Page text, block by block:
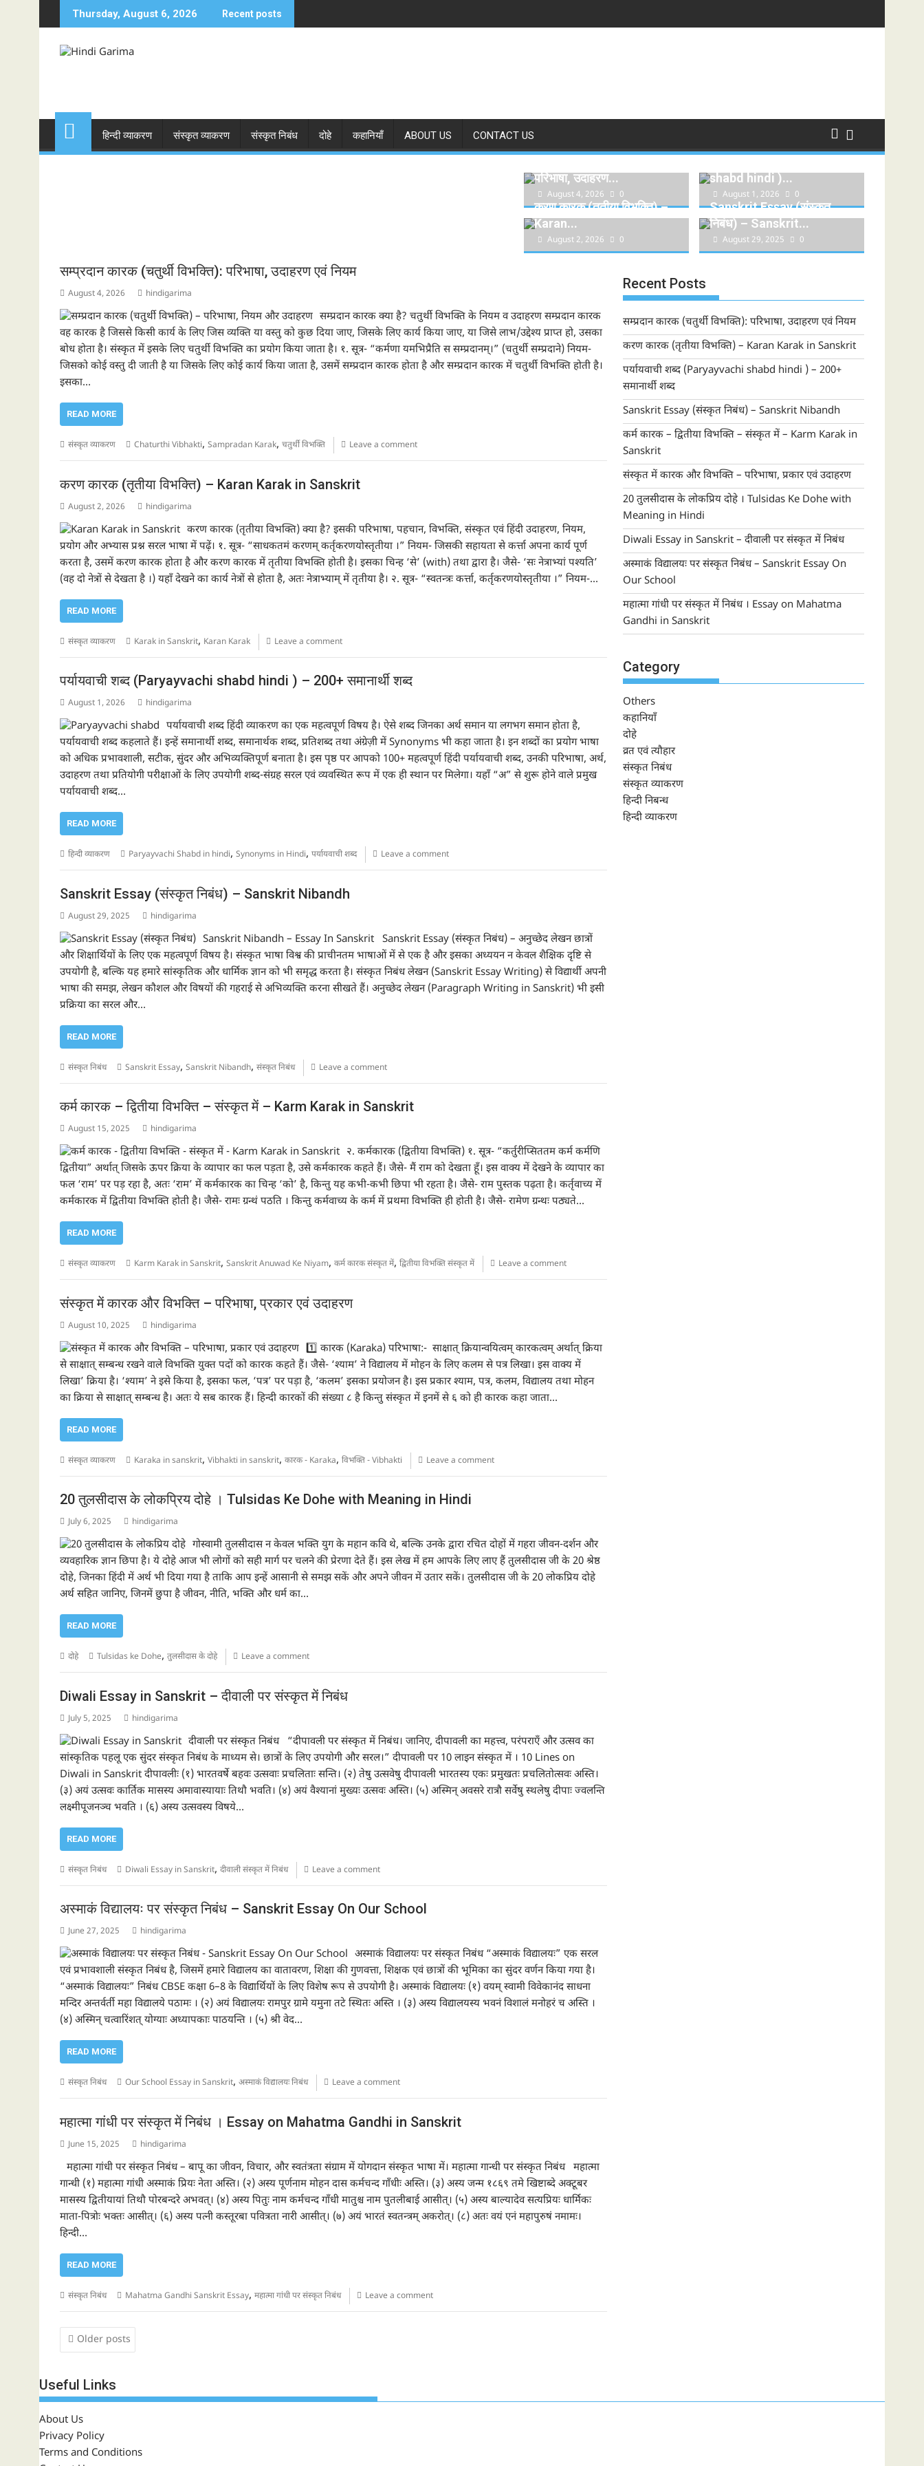
Thursday, August 6, 2026 Recent posts
हिन्दी व्याकरण संस्कृत व्याकरण संस्कृत निबंध दोहे कहानियाँ ABOUT US CONTACT US
परिभाषा, उदाहरण...
August 4, 2026 0
करण कारक (तृतीया विभक्ति) –
Karan...
August 2, 2026 0
shabd hindi )...
August 1, 2026 0
Sanskrit Essay (संस्कृत
निबंध) – Sanskrit...
August 29, 2025 0
सम्प्रदान कारक (चतुर्थी विभक्ति): परिभाषा, उदाहरण एवं नियम
August 4, 2026 hindigarima
सम्प्रदान कारक क्या है? चतुर्थी विभक्ति के नियम व उदाहरण सम्प्रदान कारक
वह कारक है जिससे किसी कार्य के लिए जिस व्यक्ति या वस्तु को कुछ दिया जाए, जिसके लिए कार्य किया जाए, या जिसे लाभ/उद्देश्य प्राप्त हो, उसका
बोध होता है। संस्कृत में इसके लिए चतुर्थी विभक्ति का प्रयोग किया जाता है। १. सूत्र- “कर्मणा यमभिप्रैति स सम्प्रदानम्।” (चतुर्थी सम्प्रदाने) नियम-
जिसको कोई वस्तु दी जाती है या जिसके लिए कोई कार्य किया जाता है, उसमें सम्प्रदान कारक होता है और सम्प्रदान कारक में चतुर्थी विभक्ति होती है।
इसका…
READ MORE
संस्कृत व्याकरण Chaturthi Vibhakti, Sampradan Karak, चतुर्थी विभक्ति Leave a comment
करण कारक (तृतीया विभक्ति) – Karan Karak in Sanskrit
August 2, 2026 hindigarima
करण कारक (तृतीया विभक्ति) क्या है? इसकी परिभाषा, पहचान, विभक्ति, संस्कृत एवं हिंदी उदाहरण, नियम,
प्रयोग और अभ्यास प्रश्न सरल भाषा में पढ़ें। १. सूत्र- “साधकतमं करणम् कर्तृकरणयोस्तृतीया ।” नियम- जिसकी सहायता से कर्त्ता अपना कार्य पूर्ण
करता है, उसमें करण कारक होता है और करण कारक में तृतीया विभक्ति होती है। इसका चिन्ह ‘से’ (with) तथा द्वारा है। जैसे- ‘सः नेत्राभ्यां पश्यति’
(वह दो नेत्रों से देखता है ।) यहाँ देखने का कार्य नेत्रों से होता है, अतः नेत्राभ्याम् में तृतीया है। २. सूत्र- “स्वतन्त्रः कर्त्ता, कर्तृकरणयोस्तृतीया ।” नियम-…
READ MORE
संस्कृत व्याकरण Karak in Sanskrit, Karan Karak Leave a comment
पर्यायवाची शब्द (Paryayvachi shabd hindi ) – 200+ समानार्थी शब्द
August 1, 2026 hindigarima
पर्यायवाची शब्द हिंदी व्याकरण का एक महत्वपूर्ण विषय है। ऐसे शब्द जिनका अर्थ समान या लगभग समान होता है,
पर्यायवाची शब्द कहलाते हैं। इन्हें समानार्थी शब्द, समानार्थक शब्द, प्रतिशब्द तथा अंग्रेज़ी में Synonyms भी कहा जाता है। इन शब्दों का प्रयोग भाषा
को अधिक प्रभावशाली, सटीक, सुंदर और अभिव्यक्तिपूर्ण बनाता है। इस पृष्ठ पर आपको 100+ महत्वपूर्ण हिंदी पर्यायवाची शब्द, उनकी परिभाषा, अर्थ,
उदाहरण तथा प्रतियोगी परीक्षाओं के लिए उपयोगी शब्द-संग्रह सरल एवं व्यवस्थित रूप में एक ही स्थान पर मिलेगा। यहाँ “अ” से शुरू होने वाले प्रमुख
पर्यायवाची शब्द…
READ MORE
हिन्दी व्याकरण Paryayvachi Shabd in hindi, Synonyms in Hindi, पर्यायवाची शब्द Leave a comment
Sanskrit Essay (संस्कृत निबंध) – Sanskrit Nibandh
August 29, 2025 hindigarima
Sanskrit Nibandh – Essay In Sanskrit Sanskrit Essay (संस्कृत निबंध) – अनुच्छेद लेखन छात्रों
और शिक्षार्थियों के लिए एक महत्वपूर्ण विषय है। संस्कृत भाषा विश्व की प्राचीनतम भाषाओं में से एक है और इसका अध्ययन न केवल शैक्षिक दृष्टि से
उपयोगी है, बल्कि यह हमारे सांस्कृतिक और धार्मिक ज्ञान को भी समृद्ध करता है। संस्कृत निबंध लेखन (Sanskrit Essay Writing) से विद्यार्थी अपनी
भाषा की समझ, लेखन कौशल और विषयों की गहराई से अभिव्यक्ति करना सीखते हैं। अनुच्छेद लेखन (Paragraph Writing in Sanskrit) भी इसी
प्रक्रिया का सरल और…
READ MORE
संस्कृत निबंध Sanskrit Essay, Sanskrit Nibandh, संस्कृत निबंध Leave a comment
कर्म कारक – द्वितीया विभक्ति – संस्कृत में – Karm Karak in Sanskrit
August 15, 2025 hindigarima
२. कर्मकारक (द्वितीया विभक्ति) १. सूत्र- “कर्तुरीप्सिततम कर्म कर्मणि
द्वितीया” अर्थात् जिसके ऊपर क्रिया के व्यापार का फल पड़ता है, उसे कर्मकारक कहते हैं। जैसे- मैं राम को देखता हूँ। इस वाक्य में देखने के व्यापार का
फल ‘राम’ पर पड़ रहा है, अतः ‘राम’ में कर्मकारक का चिन्ह ‘को’ है, किन्तु यह कभी-कभी छिपा भी रहता है। जैसे- राम पुस्तक पढ़ता है। कर्तृवाच्य में
कर्मकारक में द्वितीया विभक्ति होती है। जैसे- रामः ग्रन्थं पठति । किन्तु कर्मवाच्य के कर्म में प्रथमा विभक्ति ही होती है। जैसे- रामेण ग्रन्थः पठ्यते…
READ MORE
संस्कृत व्याकरण Karm Karak in Sanskrit, Sanskrit Anuwad Ke Niyam, कर्म कारक संस्कृत में, द्वितीया विभक्ति संस्कृत में Leave a comment
संस्कृत में कारक और विभक्ति – परिभाषा, प्रकार एवं उदाहरण
August 10, 2025 hindigarima
1️⃣ कारक (Karaka) परिभाषा:- साक्षात् क्रियान्वयित्वम् कारकत्वम् अर्थात् क्रिया
से साक्षात् सम्बन्ध रखने वाले विभक्ति युक्त पदों को कारक कहते हैं। जैसे- ‘श्याम’ ने विद्यालय में मोहन के लिए कलम से पत्र लिखा। इस वाक्य में
लिखा’ क्रिया है। ‘श्याम’ ने इसे किया है, इसका फल, ‘पत्र’ पर पड़ा है, ‘कलम’ इसका प्रयोजन है। इस प्रकार श्याम, पत्र, कलम, विद्यालय तथा मोहन
का क्रिया से साक्षात् सम्बन्ध है। अतः ये सब कारक हैं। हिन्दी कारकों की संख्या ८ है किन्तु संस्कृत में इनमें से ६ को ही कारक कहा जाता…
READ MORE
संस्कृत व्याकरण Karaka in sanskrit, Vibhakti in sanskrit, कारक - Karaka, विभक्ति - Vibhakti Leave a comment
20 तुलसीदास के लोकप्रिय दोहे । Tulsidas Ke Dohe with Meaning in Hindi
July 6, 2025 hindigarima
गोस्वामी तुलसीदास न केवल भक्ति युग के महान कवि थे, बल्कि उनके द्वारा रचित दोहों में गहरा जीवन-दर्शन और
व्यवहारिक ज्ञान छिपा है। ये दोहे आज भी लोगों को सही मार्ग पर चलने की प्रेरणा देते हैं। इस लेख में हम आपके लिए लाए हैं तुलसीदास जी के 20 श्रेष्ठ
दोहे, जिनका हिंदी में अर्थ भी दिया गया है ताकि आप इन्हें आसानी से समझ सकें और अपने जीवन में उतार सकें। तुलसीदास जी के 20 लोकप्रिय दोहे
अर्थ सहित जानिए, जिनमें छुपा है जीवन, नीति, भक्ति और धर्म का…
READ MORE
दोहे Tulsidas ke Dohe, तुलसीदास के दोहे Leave a comment
Diwali Essay in Sanskrit – दीवाली पर संस्कृत में निबंध
July 5, 2025 hindigarima
दीवाली पर संस्कृत निबंध “दीपावली पर संस्कृत में निबंध। जानिए, दीपावली का महत्त्व, परंपराएँ और उत्सव का
सांस्कृतिक पहलू एक सुंदर संस्कृत निबंध के माध्यम से। छात्रों के लिए उपयोगी और सरल।” दीपावली पर 10 लाइन संस्कृत में । 10 Lines on
Diwali in Sanskrit दीपावलीः (१) भारतवर्षे बहवः उत्सवाः प्रचलिताः सन्ति। (२) तेषु उत्सवेषु दीपावली भारतस्य एकः प्रमुखतः प्रचलितोत्सवः अस्ति।
(३) अयं उत्सवः कार्तिक मासस्य अमावास्यायाः तिथौ भवति। (४) अयं वैश्यानां मुख्यः उत्सवः अस्ति। (५) अस्मिन् अवसरे रात्रौ सर्वेषु स्थलेषु दीपाः ज्वलन्ति
लक्ष्मीपूजनञ्च भवति । (६) अस्य उत्सवस्य विषये…
READ MORE
संस्कृत निबंध Diwali Essay in Sanskrit, दीवाली संस्कृत में निबंध Leave a comment
अस्माकं विद्यालयः पर संस्कृत निबंध – Sanskrit Essay On Our School
June 27, 2025 hindigarima
अस्माकं विद्यालयः पर संस्कृत निबंध “अस्माकं विद्यालयः” एक सरल
एवं प्रभावशाली संस्कृत निबंध है, जिसमें हमारे विद्यालय का वातावरण, शिक्षा की गुणवत्ता, शिक्षक एवं छात्रों की भूमिका का सुंदर वर्णन किया गया है।
“अस्माकं विद्यालयः” निबंध CBSE कक्षा 6–8 के विद्यार्थियों के लिए विशेष रूप से उपयोगी है। अस्माकं विद्यालयः (१) वयम् स्वामी विवेकानंद साधना
मन्दिर अन्तर्वर्ती महा विद्यालये पठामः । (२) अयं विद्यालयः रामपुर ग्रामे यमुना तटे स्थितः अस्ति । (३) अस्य विद्यालयस्य भवनं विशालं मनोहरं च अस्ति ।
(४) अस्मिन् चत्वारिंशत् योग्याः अध्यापकाः पाठयन्ति । (५) श्री वेद…
READ MORE
संस्कृत निबंध Our School Essay in Sanskrit, अस्माकं विद्यालयः निबंध Leave a comment
महात्मा गांधी पर संस्कृत में निबंध । Essay on Mahatma Gandhi in Sanskrit
June 15, 2025 hindigarima
महात्मा गांधी पर संस्कृत निबंध – बापू का जीवन, विचार, और स्वतंत्रता संग्राम में योगदान संस्कृत भाषा में। महात्मा गान्धी पर संस्कृत निबंध महात्मा
गान्धी (१) महात्मा गांधी अस्माकं प्रियः नेता अस्ति। (२) अस्य पूर्णनाम मोहन दास कर्मचन्द गाँधीः अस्ति। (३) अस्य जन्म १८६९ तमे खिष्टाब्दे अक्टूबर
मासस्य द्वितीयायां तिथौ पोरबन्दरे अभवत्। (४) अस्य पितुः नाम कर्मचन्द गाँधी मातुश्च नाम पुतलीबाई आसीत्। (५) अस्य बाल्यादेव सत्यप्रियः धार्मिकः
माता-पित्रोः भक्तः आसीत्। (६) अस्य पत्नी कस्तूरबा पवित्रता नारी आसीत्। (७) अयं भारतं स्वतन्त्रम् अकरोत्। (८) अतः वयं एनं महापुरुषं नमामः।
हिन्दी…
READ MORE
संस्कृत निबंध Mahatma Gandhi Sanskrit Essay, महात्मा गांधी पर संस्कृत निबंध Leave a comment
Posts
navigation
Older posts
Recent Posts
सम्प्रदान कारक (चतुर्थी विभक्ति): परिभाषा, उदाहरण एवं नियम
करण कारक (तृतीया विभक्ति) – Karan Karak in Sanskrit
पर्यायवाची शब्द (Paryayvachi shabd hindi ) – 200+
समानार्थी शब्द
Sanskrit Essay (संस्कृत निबंध) – Sanskrit Nibandh
कर्म कारक – द्वितीया विभक्ति – संस्कृत में – Karm Karak in
Sanskrit
संस्कृत में कारक और विभक्ति – परिभाषा, प्रकार एवं उदाहरण
20 तुलसीदास के लोकप्रिय दोहे । Tulsidas Ke Dohe with
Meaning in Hindi
Diwali Essay in Sanskrit – दीवाली पर संस्कृत में निबंध
अस्माकं विद्यालयः पर संस्कृत निबंध – Sanskrit Essay On
Our School
महात्मा गांधी पर संस्कृत में निबंध । Essay on Mahatma
Gandhi in Sanskrit
Category
Others
कहानियाँ
दोहे
व्रत एवं त्यौहार
संस्कृत निबंध
संस्कृत व्याकरण
हिन्दी निबन्ध
हिन्दी व्याकरण
Useful Links
About Us
Privacy Policy
Terms and Conditions